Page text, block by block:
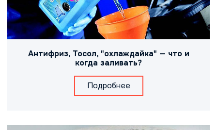
Антифриз, Тосол, "охлаждайка" — что и
когда заливать?
Подробнее